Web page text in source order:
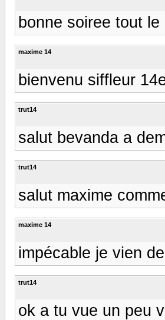
bonne soiree tout
maxime 14
bienvenu siffleur
trut14
salut bevanda a
trut14
salut maxime
maxime 14
impécable je vien
trut14
ok a tu vue un peu